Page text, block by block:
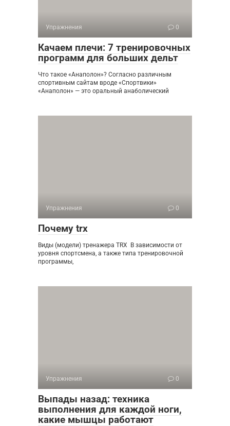
Упражнения 0
Качаем плечи: 7 тренировочных
программ для больших дельт
Что такое «Анаполон»? Согласно различным
спортивным сайтам вроде «Спортвики»
«Анаполон» — это оральный анаболический
Упражнения 0
Почему trx
Виды (модели) тренажера TRX В зависимости от
уровня спортсмена, а также типа тренировочной
программы,
Упражнения 0
Выпады назад: техника
выполнения для каждой ноги,
какие мышцы работают